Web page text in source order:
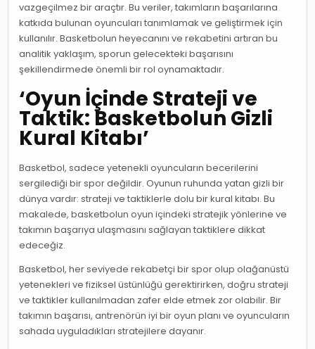
vazgeçilmez bir araçtır. Bu veriler, takımların başarılarına
katkıda bulunan oyuncuları tanımlamak ve geliştirmek için
kullanılır. Basketbolun heyecanını ve rekabetini artıran bu
analitik yaklaşım, sporun gelecekteki başarısını
şekillendirmede önemli bir rol oynamaktadır.
‘Oyun İçinde Strateji ve
Taktik: Basketbolun Gizli
Kural Kitabı’
Basketbol, sadece yetenekli oyuncuların becerilerini
sergilediği bir spor değildir. Oyunun ruhunda yatan gizli bir
dünya vardır: strateji ve taktiklerle dolu bir kural kitabı. Bu
makalede, basketbolun oyun içindeki stratejik yönlerine ve
takımın başarıya ulaşmasını sağlayan taktiklere dikkat
edeceğiz.
Basketbol, her seviyede rekabetçi bir spor olup olağanüstü
yetenekleri ve fiziksel üstünlüğü gerektirirken, doğru strateji
ve taktikler kullanılmadan zafer elde etmek zor olabilir. Bir
takımın başarısı, antrenörün iyi bir oyun planı ve oyuncuların
sahada uyguladıkları stratejilere dayanır.